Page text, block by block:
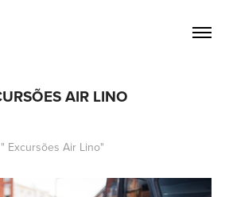
AIR LINO
" Excursões Air Lino"